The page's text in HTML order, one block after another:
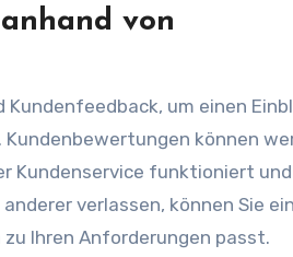
von
um einen
können
Kundenservice funktioniert
verlassen, können Sie
Ihren Anforderungen passt.